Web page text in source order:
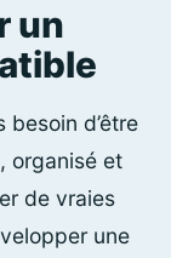
un
besoin d’être
organisé et
de vraies
une